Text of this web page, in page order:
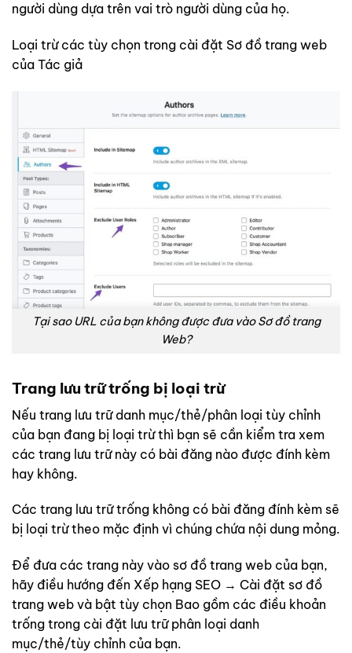
người dùng dựa trên vai trò người dùng của họ.
Loại trừ các tùy chọn trong cài đặt Sơ đồ trang web
của Tác giả
Tại sao URL của bạn không được đưa vào Sơ đồ trang
Web?
Trang lưu trữ trống bị loại trừ
Nếu trang lưu trữ danh mục/thẻ/phân loại tùy chỉnh
của bạn đang bị loại trừ thì bạn sẽ cần kiểm tra xem
các trang lưu trữ này có bài đăng nào được đính kèm
hay không.
Các trang lưu trữ trống không có bài đăng đính kèm sẽ
bị loại trừ theo mặc định vì chúng chứa nội dung mỏng.
Để đưa các trang này vào sơ đồ trang web của bạn,
hãy điều hướng đến Xếp hạng SEO → Cài đặt sơ đồ
trang web và bật tùy chọn Bao gồm các điều khoản
trống trong cài đặt lưu trữ phân loại danh
mục/thẻ/tùy chỉnh của bạn.